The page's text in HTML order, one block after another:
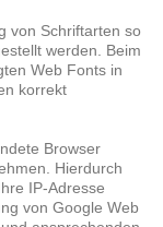
von Schriftarten so
werden. Beim
Web Fonts in
korrekt
Browser
Hierdurch
IP-Adresse
von Google Web